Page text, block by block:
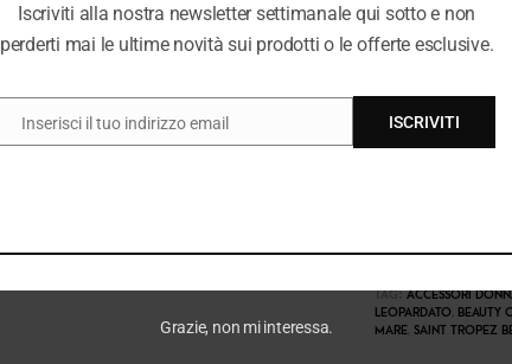
CATEGORIE:BEAUTY
TAG:ACCESSORI
LEOPARDATO
BEAUTY
MARE, SAINT TROPEZ
Iscriviti alla nostra newsletter settimanale qui sotto e non
perderti mai le ultime novità sui prodotti o le offerte esclusive.
EMAIL
Inserisci il tuo indirizzo email ISCRIVITI
Grazie, non mi interessa.